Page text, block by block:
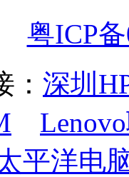
粤ICP
深圳
平洋电